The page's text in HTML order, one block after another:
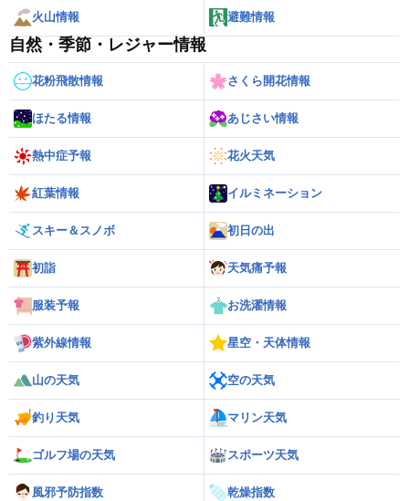
火山情報 避難情報
自然・季節・レジャー情報
花粉飛散情報 さくら開花情報
ほたる情報 あじさい情報
熱中症予報 花火天気
紅葉情報 イルミネーション
スキー＆スノボ 初日の出
初詣 天気痛予報
服装予報 お洗濯情報
紫外線情報 星空・天体情報
山の天気 空の天気
釣り天気 マリン天気
ゴルフ場の天気 スポーツ天気
風邪予防指数 乾燥指数